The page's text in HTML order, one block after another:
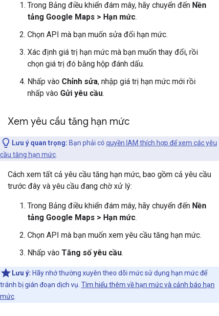
Trong Bảng điều khiển đám mây, hãy chuyển đến Nền
tảng Google Maps > Hạn mức.
Chọn API mà bạn muốn sửa đổi hạn mức.
Xác định giá trị hạn mức mà bạn muốn thay đổi, rồi
chọn giá trị đó bằng hộp đánh dấu.
Nhấp vào Chỉnh sửa, nhập giá trị hạn mức mới rồi
nhấp vào Gửi yêu cầu.
Xem yêu cầu tăng hạn mức
Lưu ý quan trọng: Bạn phải có quyền IAM thích hợp để xem các yêu
cầu tăng hạn mức
Cách xem tất cả yêu cầu tăng hạn mức, bao gồm cả yêu cầu
trước đây và yêu cầu đang chờ xử lý:
Trong Bảng điều khiển đám mây, hãy chuyển đến Nền
tảng Google Maps > Hạn mức.
Chọn API mà bạn muốn xem yêu cầu tăng hạn mức.
Nhấp vào Tăng số yêu cầu.
Lưu ý: Hãy nhớ thường xuyên theo dõi mức sử dụng hạn mức để
tránh bị gián đoạn dịch vụ. Tìm hiểu thêm về hạn mức và cảnh báo hạn
mức